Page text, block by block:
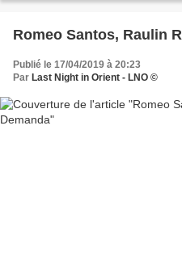
Romeo Santos, Raulin
Publié le 17/04/2019 à 20:23
Par Last Night in Orient - LNO ©